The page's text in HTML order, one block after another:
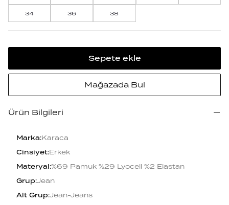
34 36 38
Sepete ekle
Mağazada Bul
Ürün Bilgileri
Marka:Karaca
Cinsiyet:Erkek
Materyal:%69 Pamuk %29 Lyocell %2 Elastan
Grup:Jean
Alt Grup:Jean-Jeans